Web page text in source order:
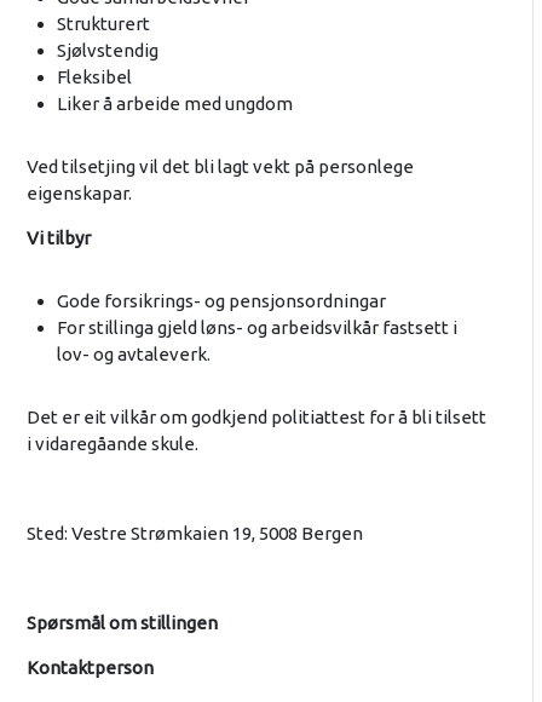
Strukturert
Sjølvstendig
Fleksibel
Liker å arbeide med ungdom
Ved tilsetjing vil det bli lagt vekt på personlege
eigenskapar.
Vi tilbyr
Gode forsikrings- og pensjonsordningar
For stillinga gjeld løns- og arbeidsvilkår fastsett i
lov- og avtaleverk.
Det er eit vilkår om godkjend politiattest for å bli tilsett
i vidaregåande skule.
Sted: Vestre Strømkaien 19, 5008 Bergen
Spørsmål om stillingen
Kontaktperson